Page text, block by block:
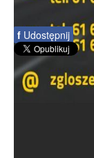
f Udostępnij